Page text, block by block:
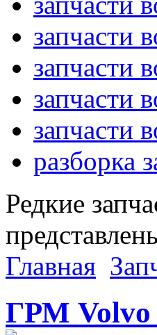
запчасти
запчасти
запчасти
запчасти
разборка
Редкие
Главная
ГРМ Volvo